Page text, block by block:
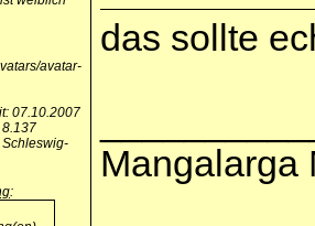
07.10.2007
:
das sollte
Mangalarga